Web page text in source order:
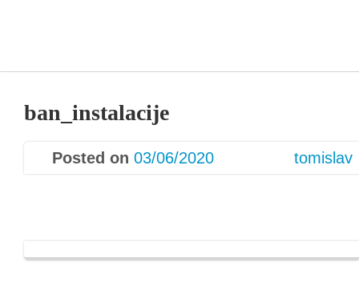
ban_instalacije
Posted on 03/06/2020 tomislav